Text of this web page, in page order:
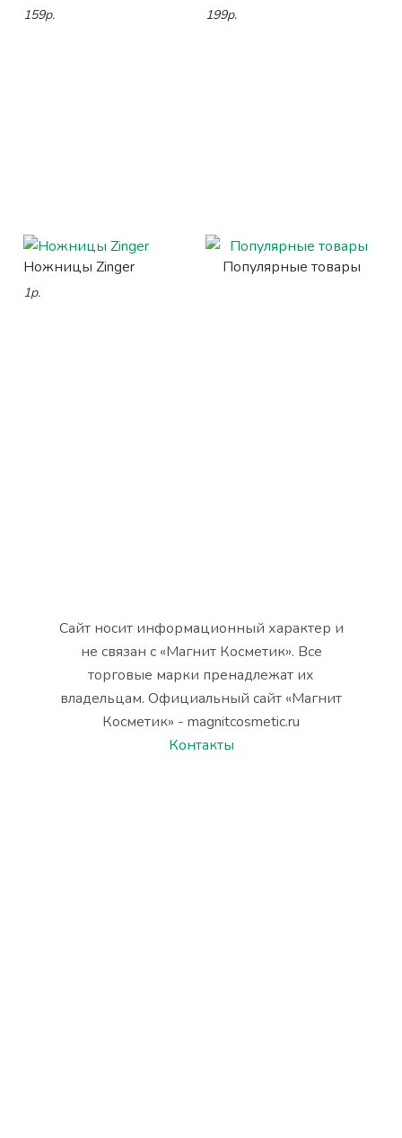
159р. 199р.
Ножницы Zinger
1р.
Популярные товары
Сайт носит информационный характер и
не связан с «Магнит Косметик». Все
торговые марки пренадлежат их
владельцам. Официальный сайт «Магнит
Косметик» - magnitcosmetic.ru
Контакты